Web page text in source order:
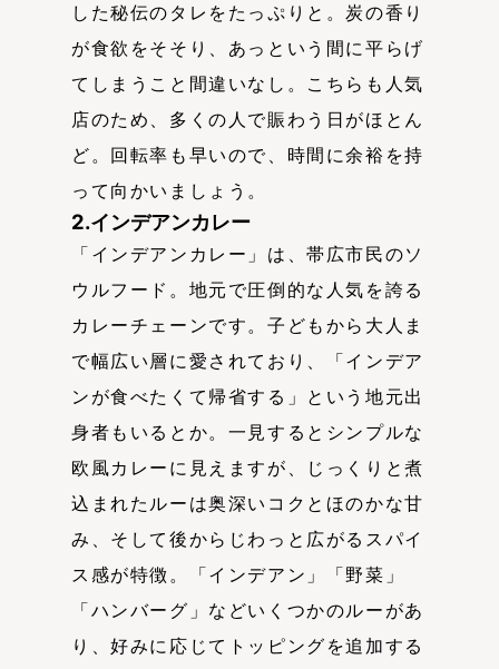
した秘伝のタレをたっぷりと。炭の香り
が食欲をそそり、あっという間に平らげ
てしまうこと間違いなし。こちらも人気
店のため、多くの人で賑わう日がほとん
ど。回転率も早いので、時間に余裕を持
って向かいましょう。
2.インデアンカレー
「インデアンカレー」は、帯広市民のソ
ウルフード。地元で圧倒的な人気を誇る
カレーチェーンです。子どもから大人ま
で幅広い層に愛されており、「インデア
ンが食べたくて帰省する」という地元出
身者もいるとか。一見するとシンプルな
欧風カレーに見えますが、じっくりと煮
込まれたルーは奥深いコクとほのかな甘
み、そして後からじわっと広がるスパイ
ス感が特徴。「インデアン」「野菜」
「ハンバーグ」などいくつかのルーがあ
り、好みに応じてトッピングを追加する